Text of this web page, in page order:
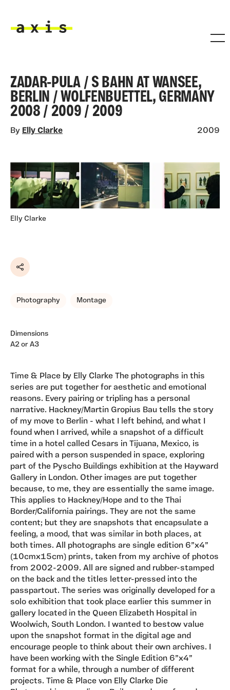
ZADAR-PULA / S BAHN AT WANSEE,
BERLIN / WOLFENBUETTEL, GERMANY
2008 / 2009 / 2009
By Elly Clarke 2009
Elly Clarke
Share
Photography Montage
Dimensions
A2 or A3
Time & Place by Elly Clarke The photographs in this
series are put together for aesthetic and emotional
reasons. Every pairing or tripling has a personal
narrative. Hackney/Martin Gropius Bau tells the story
of my move to Berlin - what I left behind, and what I
found when I arrived, while a snapshot of a difficult
time in a hotel called Cesars in Tijuana, Mexico, is
paired with a person suspended in space, exploring
part of the Pyscho Buildings exhibition at the Hayward
Gallery in London. Other images are put together
because, to me, they are essentially the same image.
This applies to Hackney/Hope and to the Thai
Border/California pairings. They are not the same
content; but they are snapshots that encapsulate a
feeling, a mood, that was similar in both places, at
both times. All photographs are single edition 6”x4”
(10cmx15cm) prints, taken from my archive of photos
from 2002-2009. All are signed and rubber-stamped
on the back and the titles letter-pressed into the
passpartout. The series was originally developed for a
solo exhibition that took place earlier this summer in
gallery located in the Queen Elizabeth Hospital in
Woolwich, South London. I wanted to bestow value
upon the snapshot format in the digital age and
encourage people to think about their own archives. I
have been working with the Single Edition 6”x4”
format for a while, through a number of different
projects. Time & Place von Elly Clarke Die